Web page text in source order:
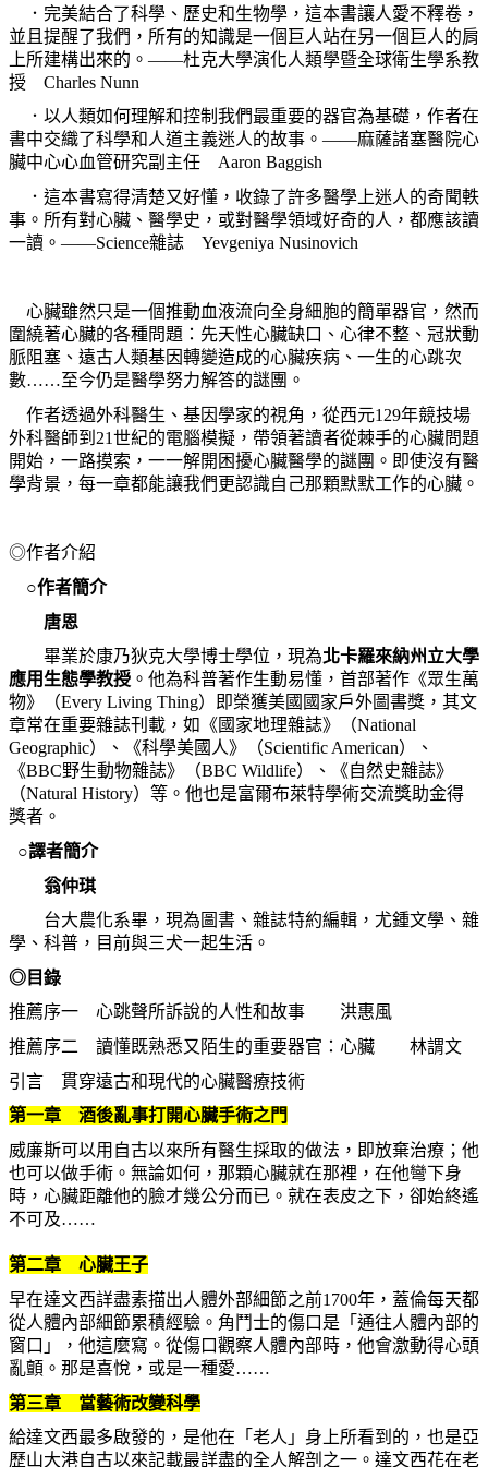
．完美結合了科學、歷史和生物學，這本書讓人愛不釋卷，
並且提醒了我們，所有的知識是一個巨人站在另一個巨人的肩
上所建構出來的。——杜克大學演化人類學暨全球衛生學系教
授 Charles Nunn
．以人類如何理解和控制我們最重要的器官為基礎，作者在
書中交織了科學和人道主義迷人的故事。——麻薩諸塞醫院心
臟中心心血管研究副主任 Aaron Baggish
．這本書寫得清楚又好懂，收錄了許多醫學上迷人的奇聞軼
事。所有對心臟、醫學史，或對醫學領域好奇的人，都應該讀
一讀。——Science雜誌 Yevgeniya Nusinovich
心臟雖然只是一個推動血液流向全身細胞的簡單器官，然而
圍繞著心臟的各種問題：先天性心臟缺口、心律不整、冠狀動
脈阻塞、遠古人類基因轉變造成的心臟疾病、一生的心跳次
數……至今仍是醫學努力解答的謎團。
作者透過外科醫生、基因學家的視角，從西元129年競技場
外科醫師到21世紀的電腦模擬，帶領著讀者從棘手的心臟問題
開始，一路摸索，一一解開困擾心臟醫學的謎團。即使沒有醫
學背景，每一章都能讓我們更認識自己那顆默默工作的心臟。
◎作者介紹
○作者簡介
唐恩
畢業於康乃狄克大學博士學位，現為北卡羅來納州立大學
應用生態學教授 。他為科普著作生動易懂，首部著作《眾生萬
物》（Every Living Thing）即榮獲美國國家戶外圖書獎，其文
章常在重要雜誌刊載，如《國家地理雜誌》（National
Geographic）、《科學美國人》（Scientific American）、
《BBC野生動物雜誌》（BBC Wildlife）、《自然史雜誌》
（Natural History）等。他也是富爾布萊特學術交流獎助金得
獎者。
○譯者簡介
翁仲琪
台大農化系畢，現為圖書、雜誌特約編輯，尤鍾文學、雜
學、科普，目前與三犬一起生活。
◎目錄
推薦序一 心跳聲所訴說的人性和故事 洪惠風
推薦序二 讀懂既熟悉又陌生的重要器官：心臟 林謂文
引言 貫穿遠古和現代的心臟醫療技術
第一章 酒後亂事打開心臟手術之門
威廉斯可以用自古以來所有醫生採取的做法，即放棄治療；他
也可以做手術。無論如何，那顆心臟就在那裡，在他彎下身
時，心臟距離他的臉才幾公分而已。就在表皮之下，卻始終遙
不可及……
第二章 心臟王子
早在達文西詳盡素描出人體外部細節之前1700年，蓋倫每天都
從人體內部細節累積經驗。角鬥士的傷口是「通往人體內部的
窗口」，他這麼寫。從傷口觀察人體內部時，他會激動得心頭
亂顫。那是喜悅，或是一種愛……
第三章 當藝術改變科學
給達文西最多啟發的，是他在「老人」身上所看到的，也是亞
歷山大港自古以來記載最詳盡的全人解剖之一。達文西花在老